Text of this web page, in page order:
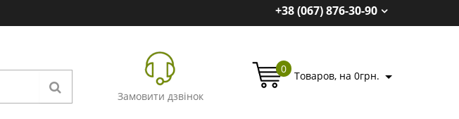
+38 (067) 876-30-90
Замовити дзвінок
0
Товаров, на 0грн.